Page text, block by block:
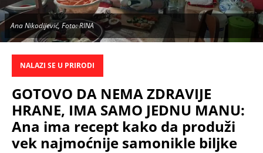
Ana Nikodijević, Foto: RINA
NALAZI SE U PRIRODI
GOTOVO DA NEMA ZDRAVIJE
HRANE, IMA SAMO JEDNU MANU:
Ana ima recept kako da produži
vek najmoćnije samonikle biljke